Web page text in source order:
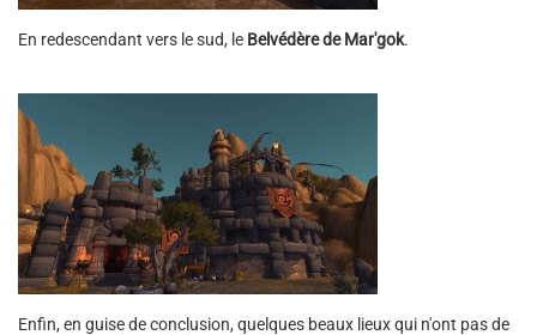
En redescendant vers le sud, le Belvédère de Mar'gok.
Enfin, en guise de conclusion, quelques beaux lieux qui n'ont pas de